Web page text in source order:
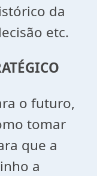
da
etc.
o futuro,
tomar
que a
a